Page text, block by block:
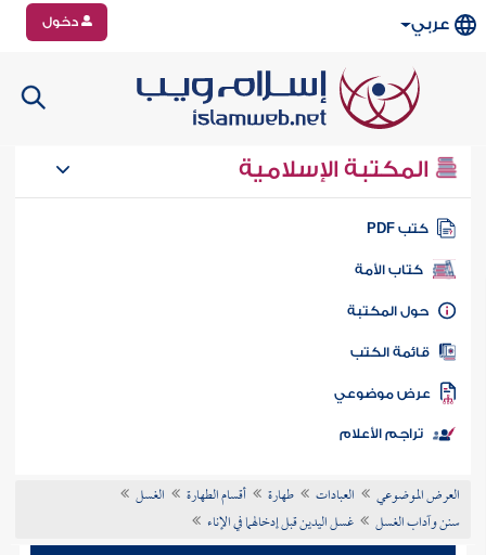
عربي دخول
المكتبة الإسلامية
كتب PDF
كتاب الأمة
المكتبة
الكتب
موضوعي
تراجم الأعلام
العرض الموضوعي العبادات طهارة أقسام الطهارة
الغسل
سنن وآداب الغسل
غسل اليدين قبل إدخالهما في الإناء